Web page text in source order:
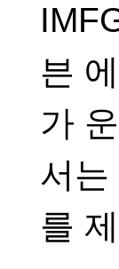
븐
가
서는
를